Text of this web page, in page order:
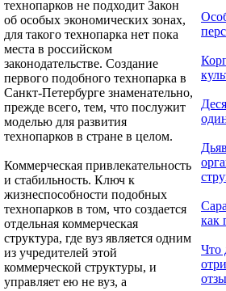
технопарков не подходит Закон
об особых экономических зонах,
для такого технопарка нет пока
места в российском
законодательстве. Создание
первого подобного технопарка в
Санкт-Петербурге знаменательно,
прежде всего, тем, что послужит
моделью для развития
технопарков в стране в целом.
Коммерческая привлекательность
и стабильность. Ключ к
жизнеспособности подобных
технопарков в том, что создается
отдельная коммерческая
структура, где вуз является одним
из учредителей этой
коммерческой структуры, и
управляет ею не вуз, а
как
Что